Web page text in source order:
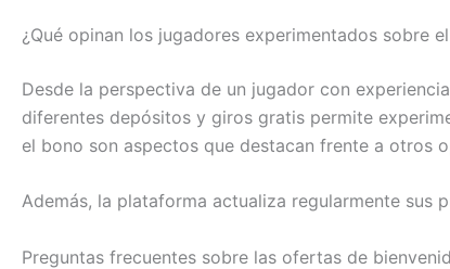
¿Qué opinan los jugadores experimentados sobre
Desde la perspectiva de un jugador con
diferentes depósitos y giros gratis permite
el bono son aspectos que destacan frente a otros
Además, la plataforma actualiza regularmente sus
Preguntas frecuentes sobre las ofertas de